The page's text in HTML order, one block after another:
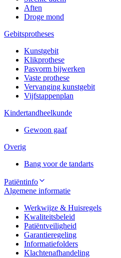
Aften
Droge mond
Gebitsprotheses
Kunstgebit
Klikprothese
Pasvorm bijwerken
Vaste prothese
Vervanging kunstgebit
Vijfstappenplan
Kindertandheelkunde
Gewoon gaaf
Overig
Bang voor de tandarts
Patiëntinfo
Algemene informatie
Werkwijze & Huisregels
Kwaliteitsbeleid
Patiëntveiligheid
Garantieregeling
Informatiefolders
Klachtenafhandeling